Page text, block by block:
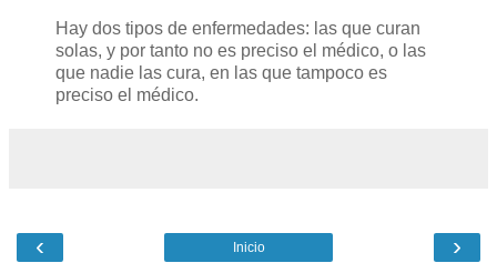
Hay dos tipos de enfermedades: las que curan
solas, y por tanto no es preciso el médico, o las
que nadie las cura, en las que tampoco es
preciso el médico.
‹ ›
Inicio